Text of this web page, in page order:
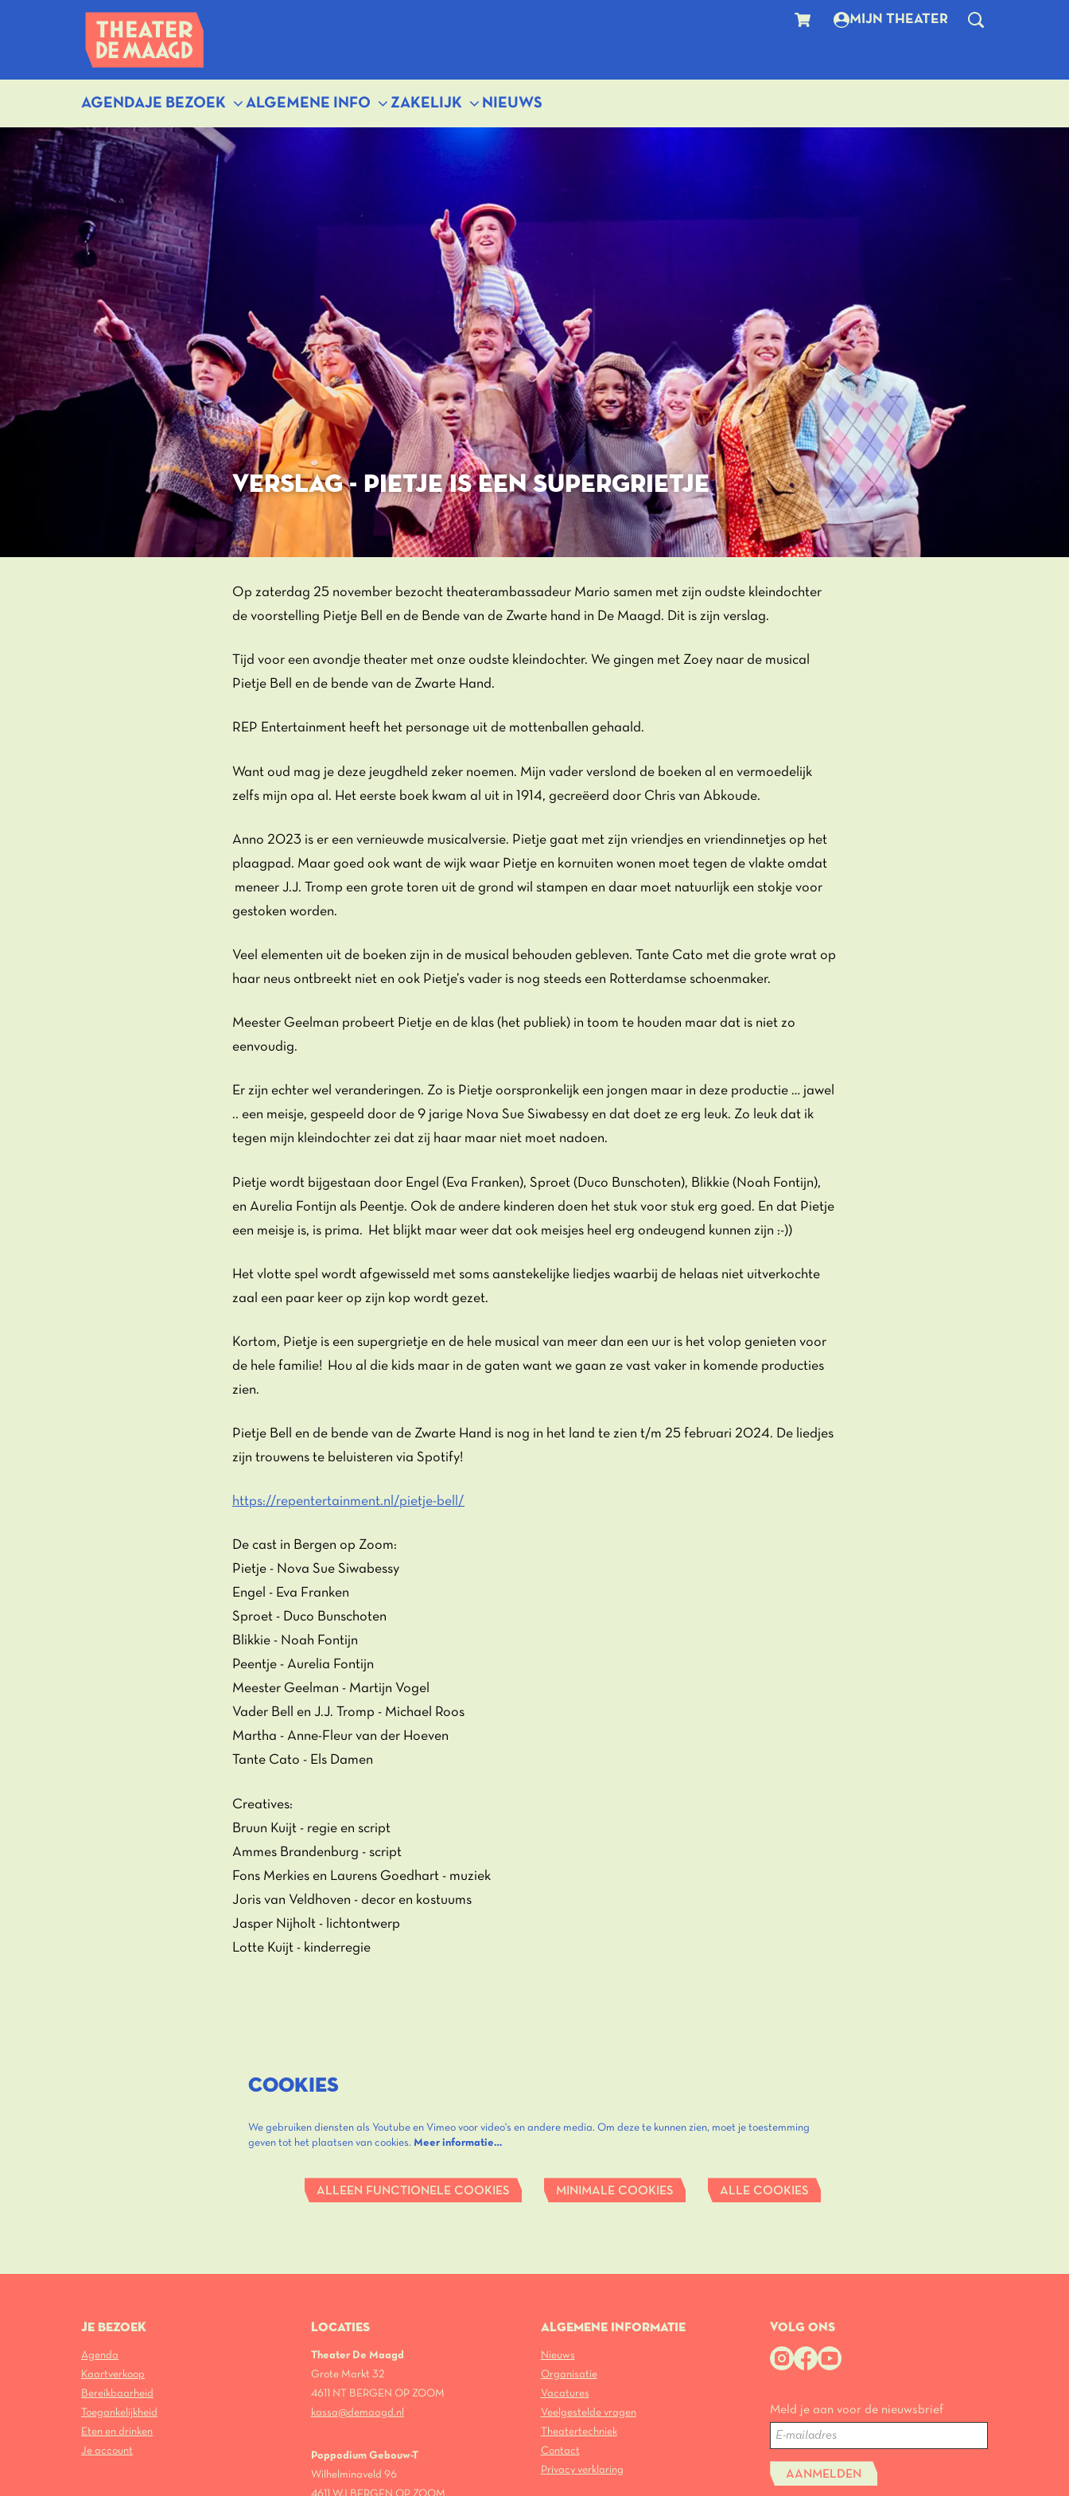
MIJN THEATER
AGENDAJE BEZOEK ALGEMENE INFO ZAKELIJK NIEUWS
VERSLAG - PIETJE IS EEN SUPERGRIETJE
Op zaterdag 25 november bezocht theaterambassadeur Mario samen met zijn oudste kleindochter
de voorstelling Pietje Bell en de Bende van de Zwarte hand in De Maagd. Dit is zijn verslag.
Tijd voor een avondje theater met onze oudste kleindochter. We gingen met Zoey naar de musical
Pietje Bell en de bende van de Zwarte Hand.
REP Entertainment heeft het personage uit de mottenballen gehaald.
Want oud mag je deze jeugdheld zeker noemen. Mijn vader verslond de boeken al en vermoedelijk
zelfs mijn opa al. Het eerste boek kwam al uit in 1914, gecreëerd door Chris van Abkoude.
Anno 2023 is er een vernieuwde musicalversie. Pietje gaat met zijn vriendjes en vriendinnetjes op het
plaagpad. Maar goed ook want de wijk waar Pietje en kornuiten wonen moet tegen de vlakte omdat
meneer J.J. Tromp een grote toren uit de grond wil stampen en daar moet natuurlijk een stokje voor
gestoken worden.
Veel elementen uit de boeken zijn in de musical behouden gebleven. Tante Cato met die grote wrat op
haar neus ontbreekt niet en ook Pietje’s vader is nog steeds een Rotterdamse schoenmaker.
Meester Geelman probeert Pietje en de klas (het publiek) in toom te houden maar dat is niet zo
eenvoudig.
Er zijn echter wel veranderingen. Zo is Pietje oorspronkelijk een jongen maar in deze productie … jawel
.. een meisje, gespeeld door de 9 jarige Nova Sue Siwabessy en dat doet ze erg leuk. Zo leuk dat ik
tegen mijn kleindochter zei dat zij haar maar niet moet nadoen.
Pietje wordt bijgestaan door Engel (Eva Franken), Sproet (Duco Bunschoten), Blikkie (Noah Fontijn),
en Aurelia Fontijn als Peentje. Ook de andere kinderen doen het stuk voor stuk erg goed. En dat Pietje
een meisje is, is prima. Het blijkt maar weer dat ook meisjes heel erg ondeugend kunnen zijn :-))
Het vlotte spel wordt afgewisseld met soms aanstekelijke liedjes waarbij de helaas niet uitverkochte
zaal een paar keer op zijn kop wordt gezet.
Kortom, Pietje is een supergrietje en de hele musical van meer dan een uur is het volop genieten voor
de hele familie! Hou al die kids maar in de gaten want we gaan ze vast vaker in komende producties
zien.
Pietje Bell en de bende van de Zwarte Hand is nog in het land te zien t/m 25 februari 2024. De liedjes
zijn trouwens te beluisteren via Spotify!
https://repentertainment.nl/pietje-bell/
De cast in Bergen op Zoom:
Pietje - Nova Sue Siwabessy
Engel - Eva Franken
Sproet - Duco Bunschoten
Blikkie - Noah Fontijn
Peentje - Aurelia Fontijn
Meester Geelman - Martijn Vogel
Vader Bell en J.J. Tromp - Michael Roos
Martha - Anne-Fleur van der Hoeven
Tante Cato - Els Damen
Creatives:
Bruun Kuijt - regie en script
Ammes Brandenburg - script
Fons Merkies en Laurens Goedhart - muziek
Joris van Veldhoven - decor en kostuums
Jasper Nijholt - lichtontwerp
Lotte Kuijt - kinderregie
COOKIES
We gebruiken diensten als Youtube en Vimeo voor video's en andere media. Om deze te kunnen zien, moet je toestemming
geven tot het plaatsen van cookies. Meer informatie…
ALLEEN FUNCTIONELE COOKIES MINIMALE COOKIES ALLE COOKIES
JE BEZOEK
Agenda
Kaartverkoop
Bereikbaarheid
Toegankelijkheid
Eten en drinken
Je account
LOCATIES
Theater De Maagd
Grote Markt 32
4611 NT BERGEN OP ZOOM
kassa@demaagd.nl
Poppodium Gebouw-T
Wilhelminaveld 96
ALGEMENE INFORMATIE
Nieuws
Organisatie
Vacatures
Veelgestelde vragen
Theatertechniek
Contact
Privacy verklaring
VOLG ONS
Meld je aan voor de nieuwsbrief
AANMELDEN